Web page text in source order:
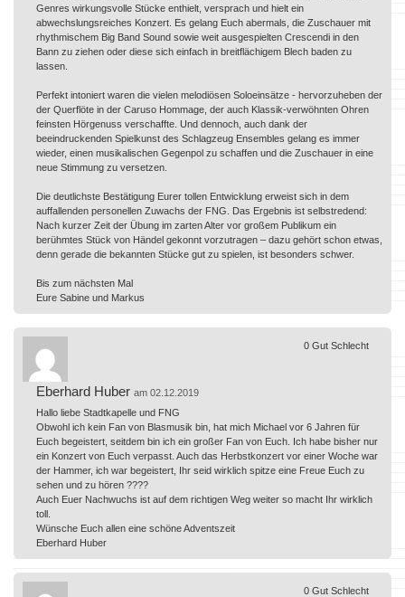
Genres wirkungsvolle Stücke enthielt, versprach und hielt ein
abwechslungsreiches Konzert. Es gelang Euch abermals, die Zuschauer mit
rhythmischem Big Band Sound sowie weit ausgespielten Crescendi in den
Bann zu ziehen oder diese sich einfach in breitflächigem Blech baden zu
lassen.
Perfekt intoniert waren die vielen melodiösen Soloeinsätze - hervorzuheben der
der Querflöte in der Caruso Hommage, der auch Klassik-verwöhnten Ohren
feinsten Hörgenuss verschaffte. Und dennoch, auch dank der
beeindruckenden Spielkunst des Schlagzeug Ensembles gelang es immer
wieder, einen musikalischen Gegenpol zu schaffen und die Zuschauer in eine
neue Stimmung zu versetzen.
Die deutlichste Bestätigung Eurer tollen Entwicklung erweist sich in dem
auffallenden personellen Zuwachs der FNG. Das Ergebnis ist selbstredend:
Nach kurzer Zeit der Übung im zarten Alter vor großem Publikum ein
berühmtes Stück von Händel gekonnt vorzutragen – dazu gehört schon etwas,
denn gerade die bekannten Stücke gut zu spielen, ist besonders schwer.
Bis zum nächsten Mal
Eure Sabine und Markus
Eberhard Huber am 02.12.2019
Hallo liebe Stadtkapelle und FNG
Obwohl ich kein Fan von Blasmusik bin, hat mich Michael vor 6 Jahren für
Euch begeistert, seitdem bin ich ein großer Fan von Euch. Ich habe bisher nur
ein Konzert von Euch verpasst. Auch das Herbstkonzert vor einer Woche war
der Hammer, ich war begeistert, Ihr seid wirklich spitze eine Freue Euch zu
sehen und zu hören ????
Auch Euer Nachwuchs ist auf dem richtigen Weg weiter so macht Ihr wirklich
toll.
Wünsche Euch allen eine schöne Adventszeit
Eberhard Huber
0 Gut Schlecht
0 Gut Schlecht